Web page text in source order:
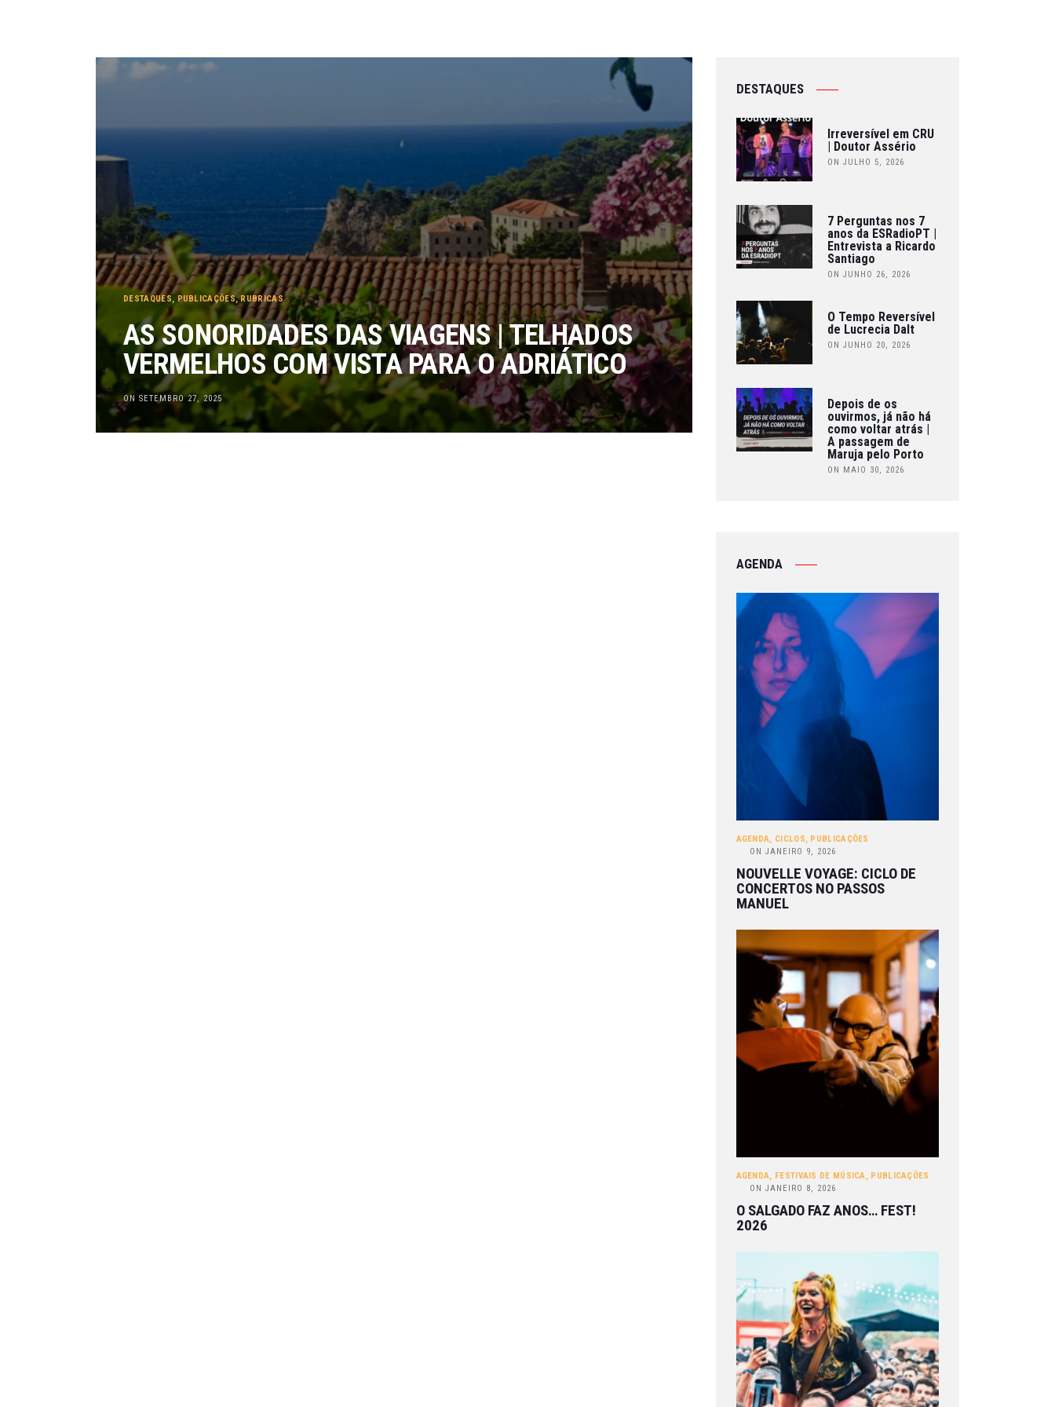
DESTAQUES, PUBLICAÇÕES,RUBRICAS
AS SONORIDADES DAS VIAGENS | TELHADOS
VERMELHOS COM VISTA PARA O ADRIÁTICO
ON SETEMBRO 27, 2025
DESTAQUES
Irreversível em CRU
| Doutor Assério
ON JULHO 5, 2026
7 Perguntas nos 7
anos da ESRadioPT |
Entrevista a Ricardo
Santiago
ON JUNHO 26, 2026
O Tempo Reversível
de Lucrecia Dalt
ON JUNHO 20, 2026
Depois de os
ouvirmos, já não há
como voltar atrás |
A passagem de
Maruja pelo Porto
ON MAIO 30, 2026
AGENDA
AGENDA, CICLOS, PUBLICAÇÕES
ON JANEIRO 9, 2026
NOUVELLE VOYAGE: CICLO DE
CONCERTOS NO PASSOS
MANUEL
AGENDA, FESTIVAIS DE MÚSICA, PUBLICAÇÕES
ON JANEIRO 8, 2026
O SALGADO FAZ ANOS… FEST!
2026